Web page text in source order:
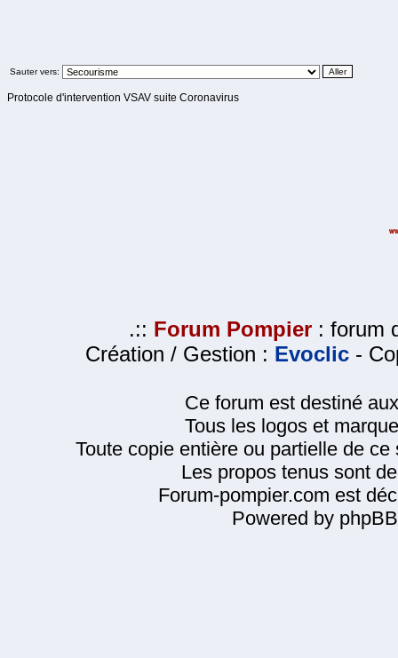
Sauter vers:
Protocole d'intervention VSAV suite Coronavirus
.:: Forum Pompier : forum
Création / Gestion : Evoclic -
Ce forum est destiné
Tous les logos et
Toute copie entière ou partielle de
Les propos tenus sont
Forum-pompier.com est
Powered by